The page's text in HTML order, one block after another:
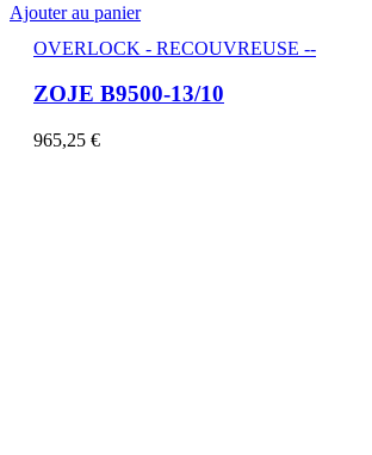
Ajouter au panier
OVERLOCK - RECOUVREUSE --
ZOJE B9500-13/10
965,25 €